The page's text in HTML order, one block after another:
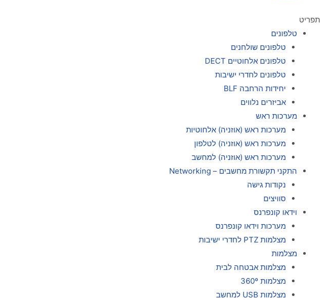
תפריט
טלפונים
טלפונים שולחנים
טלפונים אלחוטיים DECT
טלפונים לחדרי ישיבות
יחידות הרחבה BLF
אביזרים נלווים
מערכות ראש
מערכות ראש (אוזניה) אלחוטיות
מערכות ראש (אוזניה) לטלפון
מערכות ראש (אוזניה) למחשב
התקני תקשורת מחשבים – Networking
נקודות גישה
סוויצים
וידאו קונפרנס
מערכות וידאו קונפרנס
מצלמות PTZ לחדרי ישיבות
מצלמות
מצלמות אבטחה לבית
מצלמות 360º
מצלמות USB למחשב